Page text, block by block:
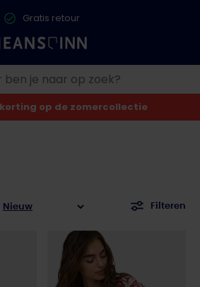
Gratis retour
korting op de zomercollectie
Filteren